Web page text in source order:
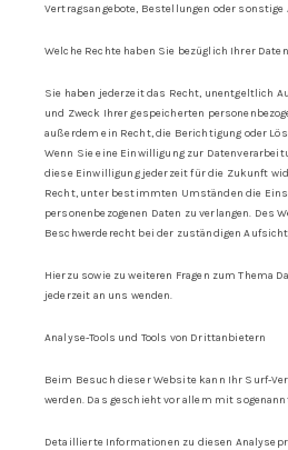
Vertragsangebote, Bestellungen oder
Welche Rechte haben Sie bezüglich Ihrer
Sie haben jederzeit das Recht, unentgeltlich
und Zweck Ihrer gespeicherten
außerdem ein Recht, die Berichtigung oder
Wenn Sie eine Einwilligung zur
diese Einwilligung jederzeit für die Zukunft
Recht, unter bestimmten Umständen die
personenbezogenen Daten zu verlangen. Des
Beschwerderecht bei der zuständigen
Hierzu sowie zu weiteren Fragen zum Thema
jederzeit an uns wenden.
Analyse-Tools und Tools von Drittanbietern
Beim Besuch dieser Website kann Ihr Surf-
werden. Das geschieht vor allem mit
Detaillierte Informationen zu diesen